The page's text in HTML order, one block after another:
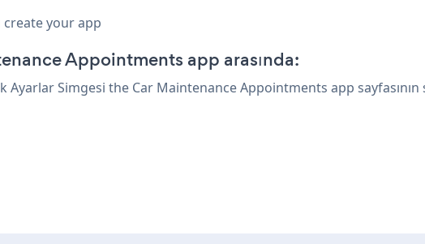
create your app
Appointments app arasında:
Ayarlar Simgesi the Car Maintenance Appointments app sayfasının